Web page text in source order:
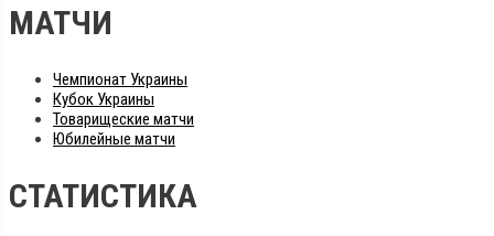
МАТЧИ
Чемпионат Украины
Кубок Украины
Товарищеские матчи
Юбилейные матчи
СТАТИСТИКА